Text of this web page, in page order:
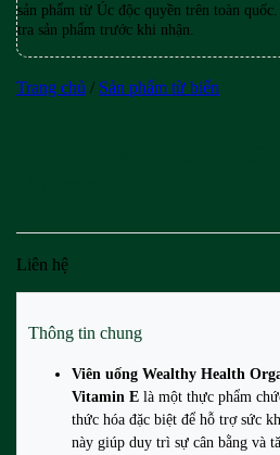
sản phẩm từ Úc độc quyền trên toàn
tra sản phẩm trước khi nhận.
Trang chủ / Sản phẩm từ biển
Liên hệ
Thông tin chung
Viên uống Wealthy Health
Vitamin E là một thực phẩm
thức hóa đặc biệt để hỗ trợ sức
này giúp duy trì sự cân bằng và